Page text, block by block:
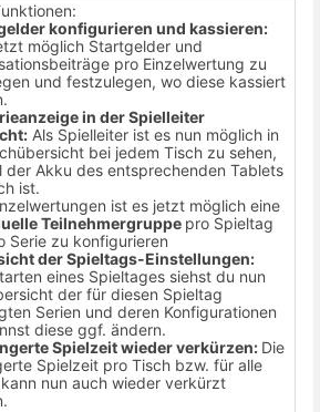
konfigurieren und kassieren:
möglich Startgelder und
pro Einzelwertung zu
und festzulegen, wo diese kassiert
in der Spielleiter
Als Spielleiter ist es nun möglich in
bei jedem Tisch zu sehen,
der Akku des entsprechenden Tablets
ist.
ist es jetzt möglich eine
Teilnehmergruppe pro Spieltag
Serie zu konfigurieren
der Spieltags-Einstellungen:
eines Spieltages siehst du nun
der für diesen Spieltag
Serien und deren Konfigurationen
diese ggf. ändern.
Spielzeit wieder verkürzen: Die
Spielzeit pro Tisch bzw. für alle
nun auch wieder verkürzt